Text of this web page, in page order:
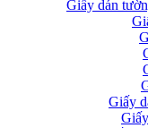
Giấy dán
Giấy